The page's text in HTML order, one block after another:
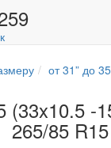
от 31” до
-
265/85 R15